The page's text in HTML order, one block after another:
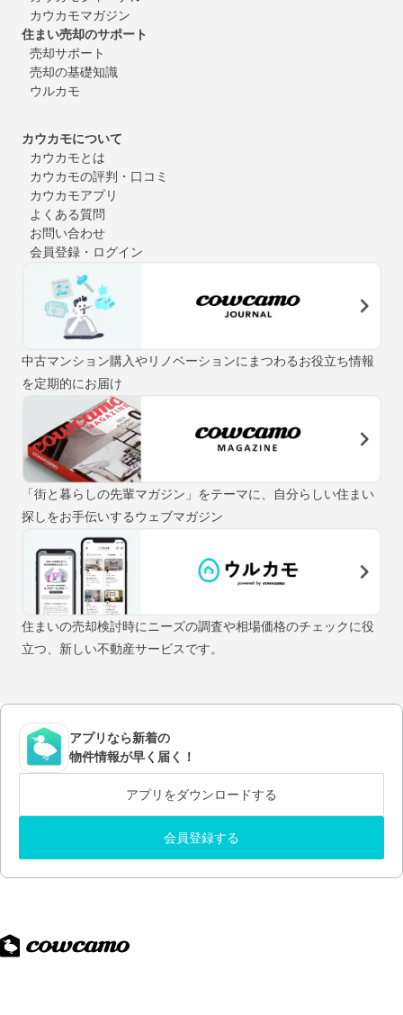
カウカモマガジン
住まい売却のサポート
売却サポート
売却の基礎知識
ウルカモ
カウカモについて
カウカモとは
カウカモの評判・口コミ
カウカモアプリ
よくある質問
お問い合わせ
会員登録・ログイン
中古マンション購入やリノベーションにまつわるお役立ち情報
を定期的にお届け
「街と暮らしの先輩マガジン」をテーマに、自分らしい住まい
探しをお手伝いするウェブマガジン
住まいの売却検討時にニーズの調査や相場価格のチェックに役
立つ、新しい不動産サービスです。
アプリなら新着の
物件情報が早く届く！
アプリをダウンロードする
会員登録する